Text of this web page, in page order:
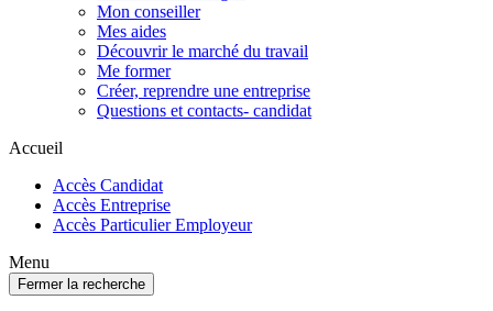
Mon conseiller
Mes aides
Découvrir le marché du travail
Me former
Créer, reprendre une entreprise
Questions et contacts- candidat
Accueil
Accès Candidat
Accès Entreprise
Accès Particulier Employeur
Menu
Fermer la recherche